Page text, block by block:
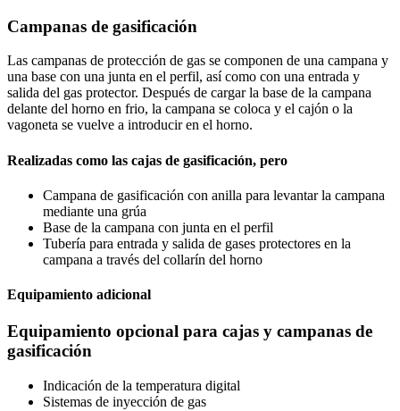
Campanas de gasificación
Las campanas de protección de gas se componen de una campana y
una base con una junta en el perfil, así como con una entrada y
salida del gas protector. Después de cargar la base de la campana
delante del horno en frio, la campana se coloca y el cajón o la
vagoneta se vuelve a introducir en el horno.
Realizadas como las cajas de gasificación, pero
Campana de gasificación con anilla para levantar la campana
mediante una grúa
Base de la campana con junta en el perfil
Tubería para entrada y salida de gases protectores en la
campana a través del collarín del horno
Equipamiento adicional
Equipamiento opcional para cajas y campanas de
gasificación
Indicación de la temperatura digital
Sistemas de inyección de gas